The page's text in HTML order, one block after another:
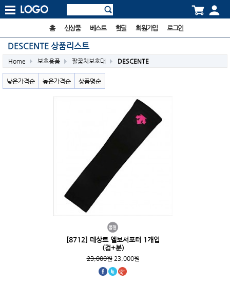
홈 신상품 베스트 핫딜 회원가입 로그인
DESCENTE 상품리스트
Home 보호용품 팔꿈치보호대 DESCENTE
낮은가격순 높은가격순 상품명순
[8712] 데상트 엘보서포터 1개입
(검+분)
23,000원23,000원